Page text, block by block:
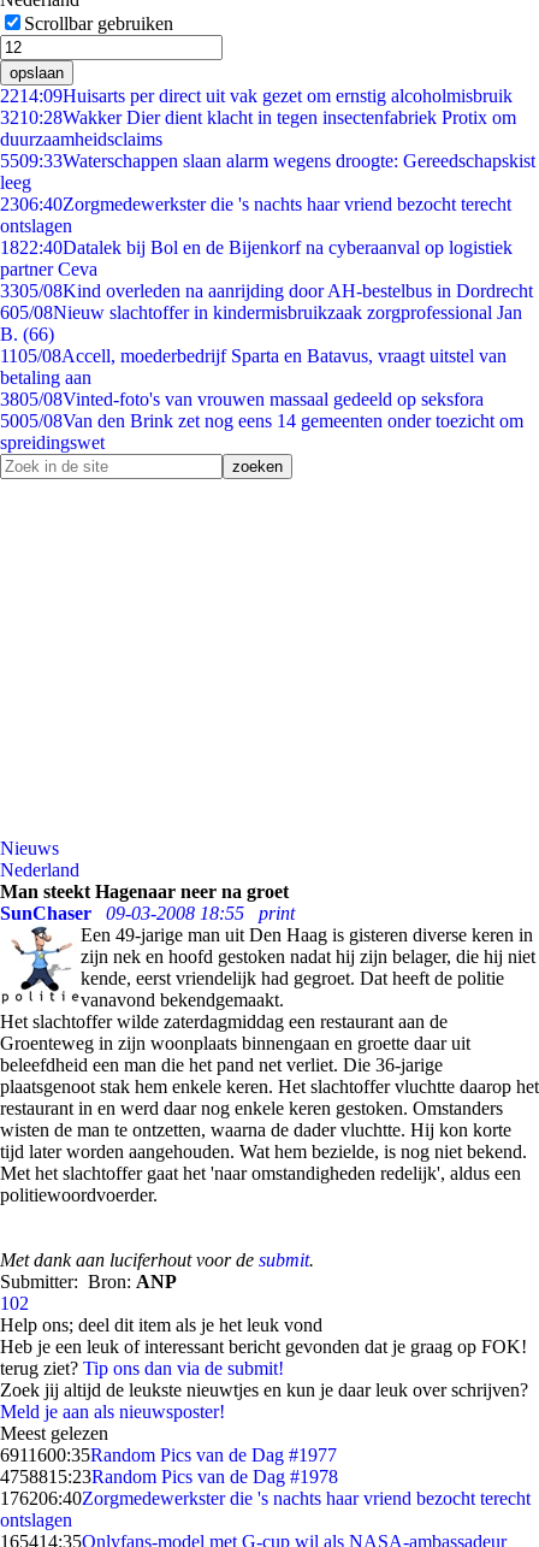
Scrollbar gebruiken
opslaan
2214:09Huisarts per direct uit vak gezet om ernstig alcoholmisbruik
3210:28Wakker Dier dient klacht in tegen insectenfabriek Protix om
duurzaamheidsclaims
5509:33Waterschappen slaan alarm wegens droogte: Gereedschapskist
leeg
2306:40Zorgmedewerkster die 's nachts haar vriend bezocht terecht
ontslagen
1822:40Datalek bij Bol en de Bijenkorf na cyberaanval op logistiek
partner Ceva
3305/08Kind overleden na aanrijding door AH-bestelbus in Dordrecht
605/08Nieuw slachtoffer in kindermisbruikzaak zorgprofessional Jan
B. (66)
1105/08Accell, moederbedrijf Sparta en Batavus, vraagt uitstel van
betaling aan
3805/08Vinted-foto's van vrouwen massaal gedeeld op seksfora
5005/08Van den Brink zet nog eens 14 gemeenten onder toezicht om
spreidingswet
Nieuws
Nederland
Man steekt Hagenaar neer na groet
SunChaser
09-03-2008 18:55
print
Een 49-jarige man uit Den Haag is gisteren diverse keren in
zijn nek en hoofd gestoken nadat hij zijn belager, die hij niet
kende, eerst vriendelijk had gegroet. Dat heeft de politie
vanavond bekendgemaakt.
Het slachtoffer wilde zaterdagmiddag een restaurant aan de
Groenteweg in zijn woonplaats binnengaan en groette daar uit
beleefdheid een man die het pand net verliet. Die 36-jarige
plaatsgenoot stak hem enkele keren. Het slachtoffer vluchtte daarop het
restaurant in en werd daar nog enkele keren gestoken. Omstanders
wisten de man te ontzetten, waarna de dader vluchtte. Hij kon korte
tijd later worden aangehouden. Wat hem bezielde, is nog niet bekend.
Met het slachtoffer gaat het 'naar omstandigheden redelijk', aldus een
politiewoordvoerder.
Met dank aan luciferhout voor de submit.
Submitter: Bron: ANP
102
Help ons; deel dit item als je het leuk vond
Heb je een leuk of interessant bericht gevonden dat je graag op FOK!
terug ziet? Tip ons dan via de submit!
Zoek jij altijd de leukste nieuwtjes en kun je daar leuk over schrijven?
Meld je aan als nieuwsposter!
Meest gelezen
6911600:35Random Pics van de Dag #1977
4758815:23Random Pics van de Dag #1978
176206:40Zorgmedewerkster die 's nachts haar vriend bezocht terecht
ontslagen
165414:35Onlyfans-model met G-cup wil als NASA-ambassadeur